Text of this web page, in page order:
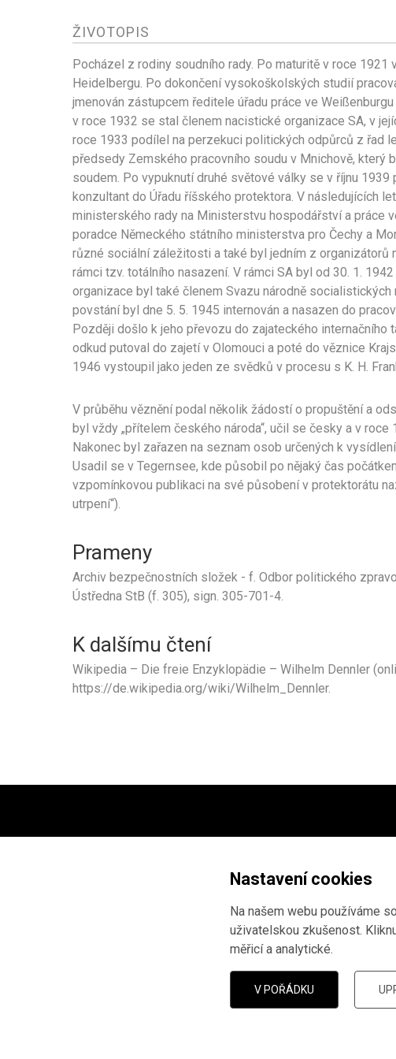
Nastavení cookies
Na našem webu používáme
uživatelskou zkušenost.
měřicí a analytické.
V POŘÁDKU
ŽIVOTOPIS
Pocházel z rodiny soudního rady. Po maturitě v roce 1921
Heidelbergu. Po dokončení vysokoškolských studií
jmenován zástupcem ředitele úřadu práce ve
v roce 1932 se stal členem nacistické organizace SA, v
roce 1933 podílel na perzekuci politických odpůrců z řad
předsedy Zemského pracovního soudu v Mnichově, který
soudem. Po vypuknutí druhé světové války se v říjnu
konzultant do Úřadu říšského protektora. V následujících
ministerského rady na Ministerstvu hospodářství a práce
poradce Německého státního ministerstva pro Čechy a
různé sociální záležitosti a také byl jedním z organizátorů
rámci tzv. totálního nasazení. V rámci SA byl od 30. 1.
organizace byl také členem Svazu národně socialistických
povstání byl dne 5. 5. 1945 internován a nasazen do
Později došlo k jeho převozu do zajateckého internačního
odkud putoval do zajetí v Olomouci a poté do věznice
1946 vystoupil jako jeden ze svědků v procesu s K. H.
V průběhu věznění podal několik žádostí o propuštění a
byl vždy „přítelem českého národa“, učil se česky a v
Nakonec byl zařazen na seznam osob určených k
Usadil se v Tegernsee, kde působil po nějaký čas
vzpomínkovou publikaci na své působení v protektorátu
utrpení“).
Prameny
Archiv bezpečnostních složek - f. Odbor politického
Ústředna StB (f. 305), sign. 305-701-4.
K dalšímu čtení
Wikipedia – Die freie Enzyklopädie – Wilhelm Dennler
https://de.wikipedia.org/wiki/Wilhelm_Dennler.
Marka Janáčea Ústavu pro studium
Vývoj webu:
AnFas
Pokud jste narazili na chybu,
nám o nídáte vědět.